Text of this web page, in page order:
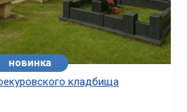
новинка
кладбища